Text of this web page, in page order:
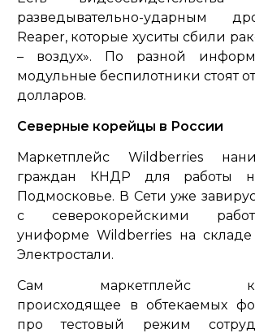
разведывательно-ударным
Reaper, которые хуситы сбили
– воздух». По разной
модульные беспилотники стоят
долларов.
Северные корейцы в России
Маркетплейс Wildberries
граждан КНДР для работы
Подмосковье. В Сети уже
с северокорейскими
униформе Wildberries на
Электростали.
Сам маркетплейс
происходящее в обтекаемых
про тестовый режим